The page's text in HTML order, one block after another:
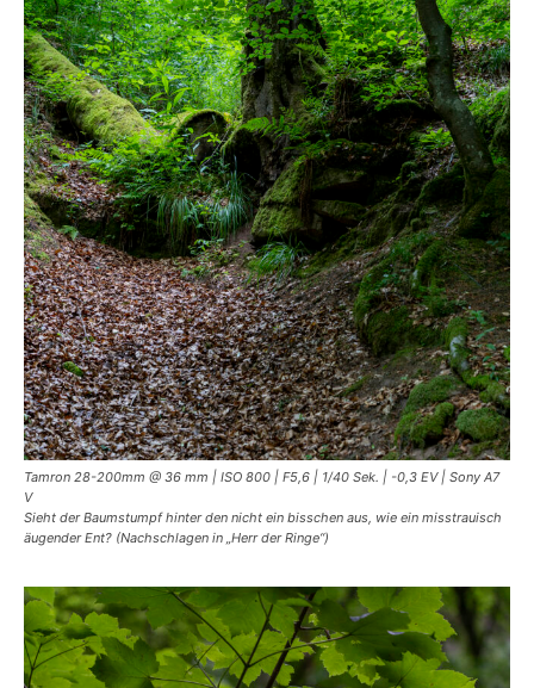
Tamron 28-200mm @ 36 mm | ISO 800 | F5,6 | 1/40 Sek. | -0,3 EV | Sony A7
V
Sieht der Baumstumpf hinter den nicht ein bisschen aus, wie ein misstrauisch
äugender Ent? (Nachschlagen in „Herr der Ringe“)